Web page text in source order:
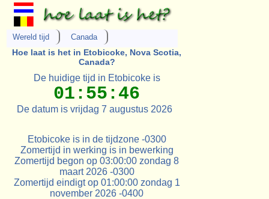
Wereld tijd Canada
Hoe laat is het in Etobicoke, Nova Scotia,
Canada?
De huidige tijd in Etobicoke is
01:55:46
De datum is vrijdag 7 augustus 2026
Etobicoke is in de tijdzone -0300
Zomertijd in werking is in bewerking
Zomertijd begon op 03:00:00 zondag 8
maart 2026 -0300
Zomertijd eindigt op 01:00:00 zondag 1
november 2026 -0400